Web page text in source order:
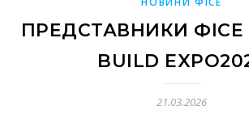
ПРЕДСТАВНИКИ ФІСЕ
BUILD
21.03.2026